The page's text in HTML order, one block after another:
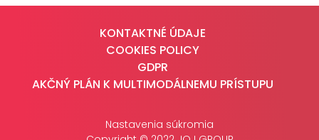
KONTAKTNÉ ÚDAJE
COOKIES POLICY
GDPR
AKČNÝ PLÁN K MULTIMODÁLNEMU PRÍSTUPU
Nastavenia súkromia